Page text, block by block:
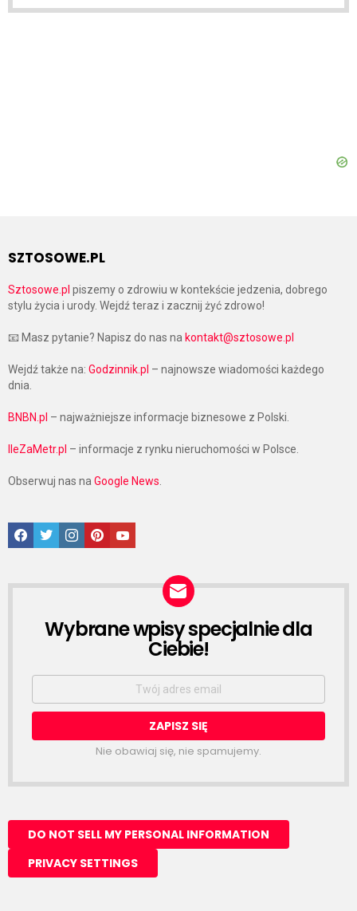
SZTOSOWE.PL
Sztosowe.pl piszemy o zdrowiu w kontekście jedzenia, dobrego
stylu życia i urody. Wejdź teraz i zacznij żyć zdrowo!
📧 Masz pytanie? Napisz do nas na kontakt@sztosowe.pl
Wejdź także na: Godzinnik.pl – najnowsze wiadomości każdego
dnia.
BNBN.pl – najważniejsze informacje biznesowe z Polski.
IleZaMetr.pl – informacje z rynku nieruchomości w Polsce.
Obserwuj nas na Google News
Facebook
TwitterInstagramPinterestGoogle News
NEWSLETTER
Wybrane wpisy specjalnie dla
Ciebie!
Email
Nie obawiaj się, nie spamujemy.